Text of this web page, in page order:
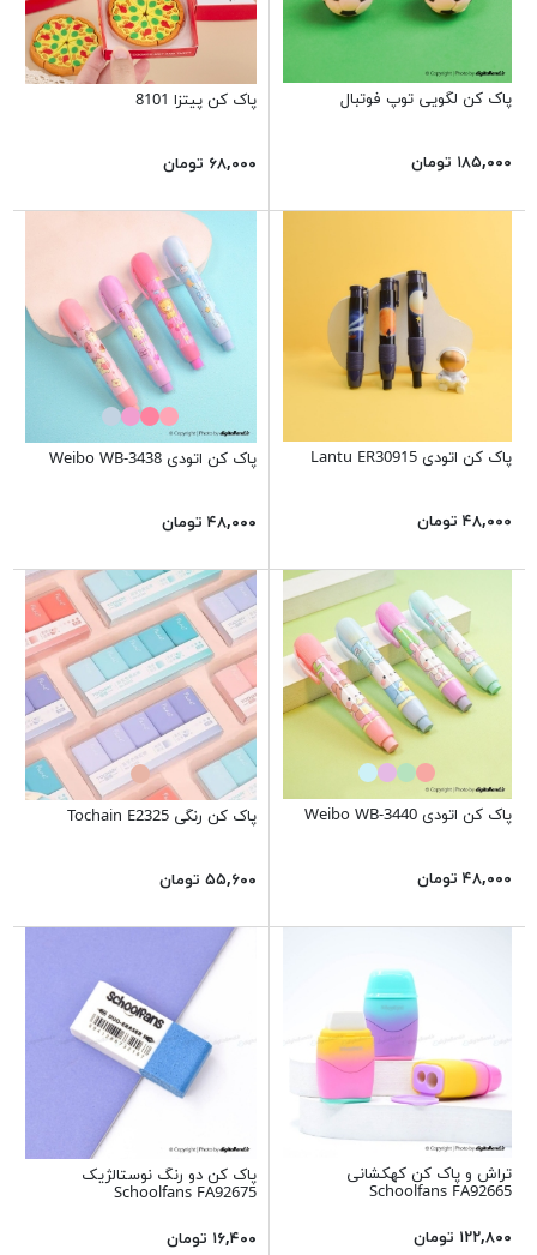
پاک کن لگویی توپ فوتبال
۱۸۵,۰۰۰ تومان
پاک کن پیتزا 8101
۶۸,۰۰۰ تومان
پاک کن اتودی Lantu ER30915
۴۸,۰۰۰ تومان
پاک کن اتودی Weibo WB-3438
۴۸,۰۰۰ تومان
پاک کن اتودی Weibo WB-3440
۴۸,۰۰۰ تومان
پاک کن رنگی Tochain E2325
۵۵,۶۰۰ تومان
تراش و پاک کن کهکشانی
Schoolfans FA92665
۱۲۲,۸۰۰ تومان
پاک کن دو رنگ نوستالژیک
Schoolfans FA92675
۱۶,۴۰۰ تومان